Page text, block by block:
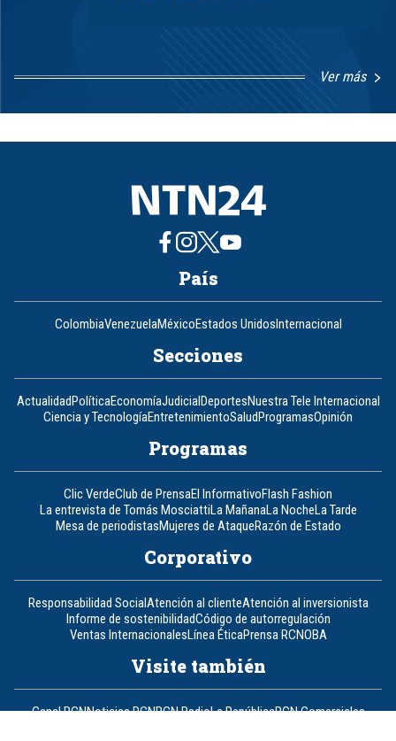
Ver más
1
8
País
ColombiaVenezuelaMéxicoEstados UnidosInternacional
Secciones
ActualidadPolíticaEconomíaJudicialDeportesNuestra Tele Internacional
Ciencia y TecnologíaEntretenimientoSaludProgramasOpinión
Programas
Clic VerdeClub de PrensaEl InformativoFlash Fashion
La entrevista de Tomás MosciattiLa MañanaLa NocheLa Tarde
Mesa de periodistasMujeres de AtaqueRazón de Estado
Corporativo
Responsabilidad SocialAtención al clienteAtención al inversionista
Informe de sostenibilidadCódigo de autorregulación
Ventas InternacionalesLínea ÉticaPrensa RCNOBA
Visite también
Canal RCNNoticias RCNRCN RadioLa RepúblicaRCN Comerciales